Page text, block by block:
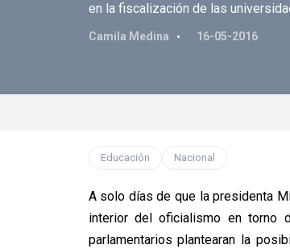
en la fiscalización de las
Camila Medina 16-05-2016
Educación Nacional
A solo días de que la presidenta
interior del oficialismo en torno
parlamentarios plantearan la